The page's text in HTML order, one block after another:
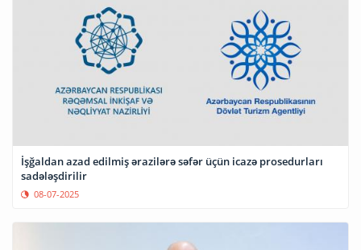
İşğaldan azad edilmiş ərazilərə səfər üçün icazə prosedurları
sadələşdirilir
08-07-2025